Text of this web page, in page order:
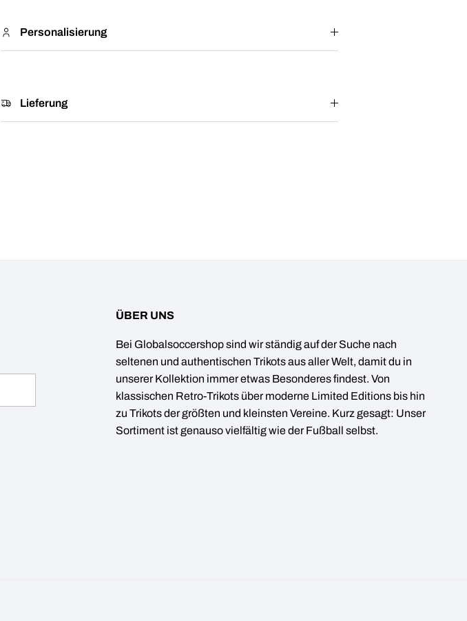
Personalisierung
Lieferung
ÜBER UNS
Bei Globalsoccershop sind wir ständig auf der Suche nach
seltenen und authentischen Trikots aus aller Welt, damit du in
unserer Kollektion immer etwas Besonderes findest. Von
klassischen Retro-Trikots über moderne Limited Editions bis hin
zu Trikots der größten und kleinsten Vereine. Kurz gesagt: Unser
Sortiment ist genauso vielfältig wie der Fußball selbst.